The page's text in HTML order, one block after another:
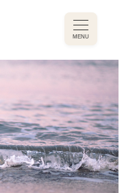
MENU